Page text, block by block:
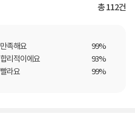
총112건
만족해요
99%
합리적이에요
93%
빨라요 99%